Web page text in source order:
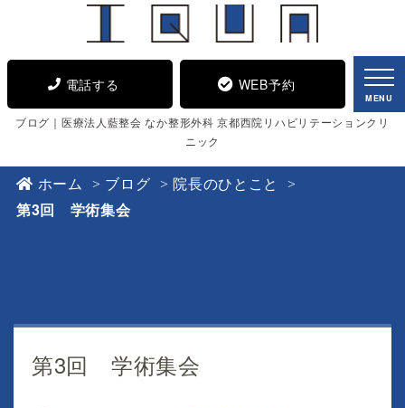
電話する WEB予約
MENU
ブログ｜医療法人藍整会 なか整形外科 京都西院リハビリテーションクリ
ニック
ホーム ブログ
院長のひとこと
第3回 学術集会
第3回 学術集会